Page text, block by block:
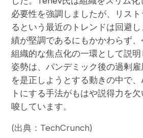
必要性を強調しましたが、リス
るという最近のトレンドは回避
績が堅調であるにもかかわらず
組織的な焦点化の一環として説
姿勢は、パンデミック後の過剰
を是正しようとする動きの中で
トにする手法がもはや説得力を
唆しています。
(出典：TechCrunch)